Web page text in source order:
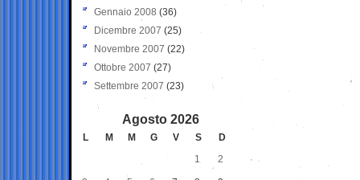
Gennaio 2008 (36)
Dicembre 2007 (25)
Novembre 2007 (22)
Ottobre 2007 (27)
Settembre 2007 (23)
Agosto 2026
L M M G V S
D
1
2